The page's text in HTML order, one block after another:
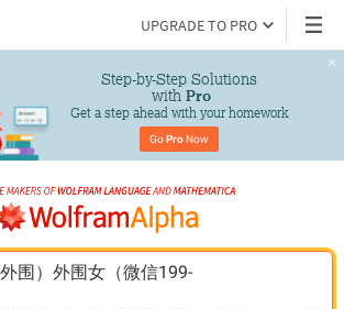
UPGRADE TO PRO
Step-by-Step Solutions
with Pro
Get a step ahead with your homework
Go Pro Now
围）外围女（微信199-